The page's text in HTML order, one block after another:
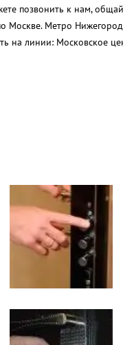
позвонить к нам,
Метро
на линии: Московское